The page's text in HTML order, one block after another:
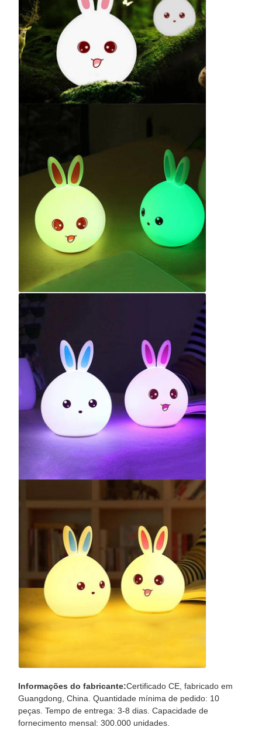
Informações do fabricante:Certificado CE, fabricado em
Guangdong, China. Quantidade mínima de pedido: 10
peças. Tempo de entrega: 3-8 dias. Capacidade de
fornecimento mensal: 300.000 unidades.